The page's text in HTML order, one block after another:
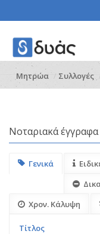
Μητρώα Συλλογές
Νοταριακά
Γενικά
Χρον. Κάλυψη
Τίτλος